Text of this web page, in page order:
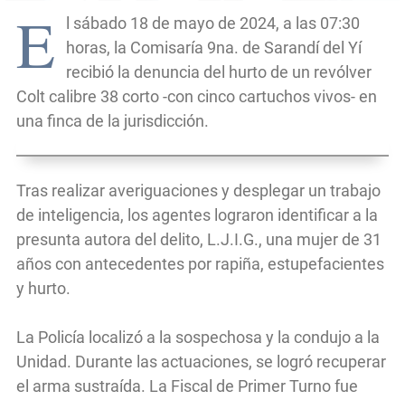
E
l sábado 18 de mayo de 2024, a las 07:30
horas, la Comisaría 9na. de Sarandí del Yí
recibió la denuncia del hurto de un revólver
Colt calibre 38 corto -con cinco cartuchos vivos- en
una finca de la jurisdicción.
Tras realizar averiguaciones y desplegar un trabajo
de inteligencia, los agentes lograron identificar a la
presunta autora del delito, L.J.I.G., una mujer de 31
años con antecedentes por rapiña, estupefacientes
y hurto.
La Policía localizó a la sospechosa y la condujo a la
Unidad. Durante las actuaciones, se logró recuperar
el arma sustraída. La Fiscal de Primer Turno fue